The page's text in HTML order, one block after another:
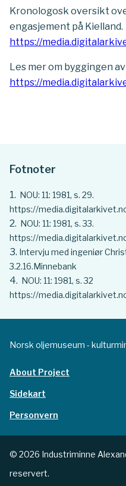
Kronologosk oversikt
engasjement på Kielland.
https://
Les mer om byggingen av
https://
Fotnoter
NOU: 11: 1981, s. 29.
https://
NOU: 11: 1981, s. 33.
https://
Intervju med ingeniør
3.2.16.Minnebank
NOU: 11: 1981, s. 32
https://
Norsk oljemuseum -
About Project
Sidekart
Personvern
© 2026 Industriminne
reservert.